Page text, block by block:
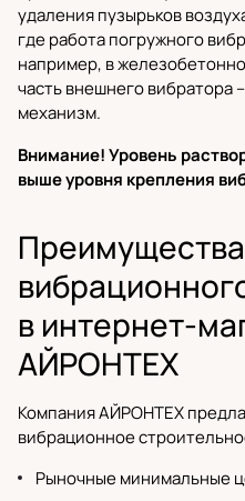
удаления пузырьков
где работа погружного
например, в
часть внешнего вибратора
механизм.
Внимание! Уровень
выше уровня крепления
в интернет-
АЙРОНТЕХ
Компания АЙРОНТЕХ
вибрационное
Рыночные минимальные